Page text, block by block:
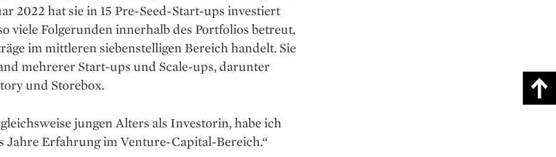
2022 hat sie in 15 Pre-Seed-Start-ups investiert
viele Folgerunden innerhalb des Portfolios betreut,
im mittleren siebenstelligen Bereich handelt. Sie
mehrerer Start-ups und Scale-ups, darunter
und Storebox.
jungen Alters als Investorin, habe ich
Jahre Erfahrung im Venture-Capital-Bereich.“